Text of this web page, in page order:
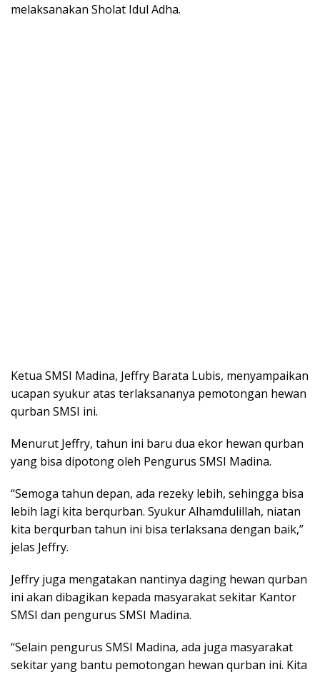
melaksanakan Sholat Idul Adha.
Ketua SMSI Madina, Jeffry Barata Lubis, menyampaikan
ucapan syukur atas terlaksananya pemotongan hewan
qurban SMSI ini.
Menurut Jeffry, tahun ini baru dua ekor hewan qurban
yang bisa dipotong oleh Pengurus SMSI Madina.
“Semoga tahun depan, ada rezeky lebih, sehingga bisa
lebih lagi kita berqurban. Syukur Alhamdulillah, niatan
kita berqurban tahun ini bisa terlaksana dengan baik,”
jelas Jeffry.
Jeffry juga mengatakan nantinya daging hewan qurban
ini akan dibagikan kepada masyarakat sekitar Kantor
SMSI dan pengurus SMSI Madina.
“Selain pengurus SMSI Madina, ada juga masyarakat
sekitar yang bantu pemotongan hewan qurban ini. Kita